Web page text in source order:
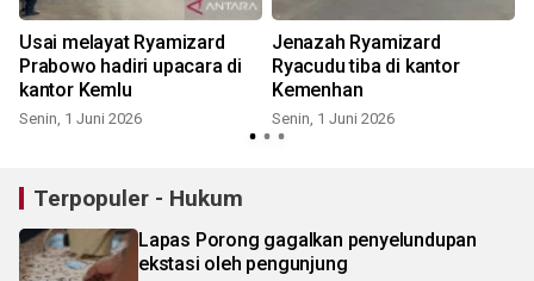
Usai melayat Ryamizard
Prabowo hadiri upacara di
kantor Kemlu
Senin, 1 Juni 2026
Jenazah Ryamizard
Ryacudu tiba di kantor
Kemenhan
Senin, 1 Juni 2026
Terpopuler - Hukum
Lapas Porong gagalkan penyelundupan
ekstasi oleh pengunjung